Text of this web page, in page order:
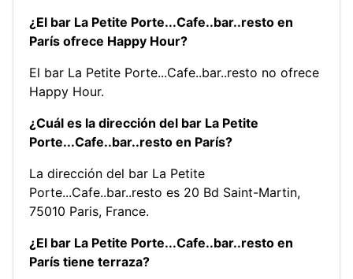
¿El bar La Petite Porte...Cafe..bar..resto en
París ofrece Happy Hour?
El bar La Petite Porte...Cafe..bar..resto no ofrece
Happy Hour.
¿Cuál es la dirección del bar La Petite
Porte...Cafe..bar..resto en París?
La dirección del bar La Petite
Porte...Cafe..bar..resto es 20 Bd Saint-Martin,
75010 Paris, France.
¿El bar La Petite Porte...Cafe..bar..resto en
París tiene terraza?